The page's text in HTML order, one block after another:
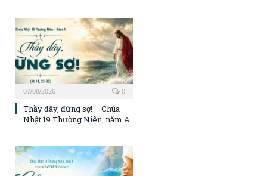
07/08/2026 0
Thầy đây, đừng sợ! – Chúa
Nhật 19 Thường Niên, năm A